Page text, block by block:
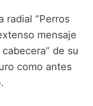
radial “Perros
mensaje
de su
como antes